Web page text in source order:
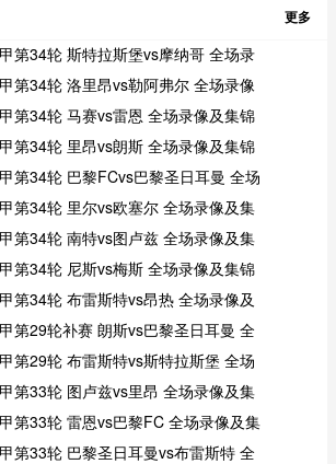
更多
第34轮 斯特拉斯堡vs摩纳哥 全场录
第34轮 洛里昂vs勒阿弗尔 全场录像
第34轮 马赛vs雷恩 全场录像及集锦
第34轮 里昂vs朗斯 全场录像及集锦
第34轮 巴黎FCvs巴黎圣日耳曼 全场
第34轮 里尔vs欧塞尔 全场录像及集
第34轮 南特vs图卢兹 全场录像及集
第34轮 尼斯vs梅斯 全场录像及集锦
第34轮 布雷斯特vs昂热 全场录像及
第29轮补赛 朗斯vs巴黎圣日耳曼 全
第29轮 布雷斯特vs斯特拉斯堡 全场
第33轮 图卢兹vs里昂 全场录像及集
第33轮 雷恩vs巴黎FC 全场录像及集
第33轮 巴黎圣日耳曼vs布雷斯特 全